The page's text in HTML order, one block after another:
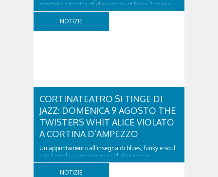
sanitario e tecnico di elisoccorso di Falco 2 hanno
raggiunto il 74enne di Teolo...
NOTIZIE
CORTINATEATRO SI TINGE DI
JAZZ: DOMENICA 9 AGOSTO THE
TWISTERS WHIT ALICE VIOLATO
A CORTINA D’AMPEZZO
Un appuntamento all’insegna di blues, funky e soul
con il quale si rinnova una collaborazione
collaudata, quella con il Dolomiti Blues&Soul
Festival. Domenica 9 agosto alle 18.00 in piazza
NOTIZIE